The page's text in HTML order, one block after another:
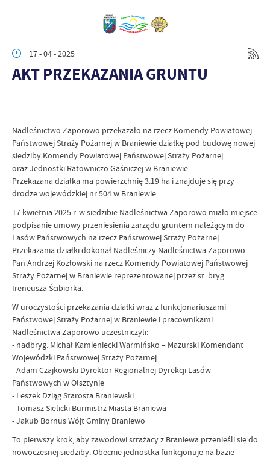
17 - 04 - 2025
AKT PRZEKAZANIA GRUNTU
Nadleśnictwo Zaporowo przekazało na rzecz Komendy Powiatowej
Państwowej Straży Pożarnej w Braniewie działkę pod budowę nowej
siedziby Komendy Powiatowej Państwowej Straży Pożarnej
oraz Jednostki Ratowniczo Gaśniczej w Braniewie.
Przekazana działka ma powierzchnię 3.19 ha i znajduje się przy
drodze wojewódzkiej nr 504 w Braniewie.
17 kwietnia 2025 r. w siedzibie Nadleśnictwa Zaporowo miało miejsce
podpisanie umowy przeniesienia zarządu gruntem należącym do
Lasów Państwowych na rzecz Państwowej Straży Pożarnej.
Przekazania działki dokonał Nadleśniczy Nadleśnictwa Zaporowo
Pan Andrzej Kozłowski na rzecz Komendy Powiatowej Państwowej
Straży Pożarnej w Braniewie reprezentowanej przez st. bryg.
Ireneusza Ścibiorka.
W uroczystości przekazania działki wraz z funkcjonariuszami
Państwowej Straży Pożarnej w Braniewie i pracownikami
Nadleśnictwa Zaporowo uczestniczyli:
- nadbryg. Michał Kamieniecki Warmińsko – Mazurski Komendant
Wojewódzki Państwowej Straży Pożarnej
- Adam Czajkowski Dyrektor Regionalnej Dyrekcji Lasów
Państwowych w Olsztynie
- Leszek Dziąg Starosta Braniewski
- Tomasz Sielicki Burmistrz Miasta Braniewa
- Jakub Bornus Wójt Gminy Braniewo
To pierwszy krok, aby zawodowi strażacy z Braniewa przenieśli się do
nowoczesnej siedziby. Obecnie jednostka funkcjonuje na bazie